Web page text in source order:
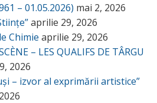
– 01.05.2026) mai 2, 2026
aprilie 29, 2026
Chimie aprilie 29, 2026
– LES QUALIFS DE TÂRGU
2026
– izvor al exprimării artistice”